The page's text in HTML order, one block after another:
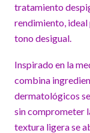
tratamiento
rendimiento, ideal
tono desigual.
Inspirado en la
combina
dermatológicos
sin comprometer
textura ligera se